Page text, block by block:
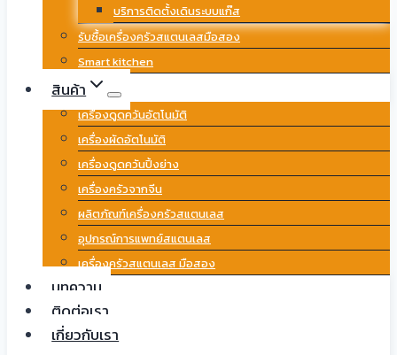
บริการติดตั้งเดินระบบแก๊ส
รับซื้อเครื่องครัวสแตนเลสมือสอง
Smart kitchen
สินค้า
เครื่องดูดควันอัตโนมัติ
เครื่องผัดอัตโนมัติ
เครื่องดูดควันปิ้งย่าง
เครื่องครัวจากจีน
ผลิตภัณฑ์เครื่องครัวสแตนเลส
อุปกรณ์การแพทย์สแตนเลส
เครื่องครัวสแตนเลส มือสอง
บทความ
ติดต่อเรา
เกี่ยวกับเรา